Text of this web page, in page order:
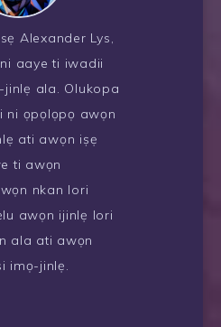
Alexander Lys,
aaye ti iwadii
ala. Olukopa
ni ọpọlọpọ awọn
ati awọn iṣẹ
ti awọn
nkan lori
awọn ijinlẹ lori
ala ati awọn
imọ-jinlẹ.